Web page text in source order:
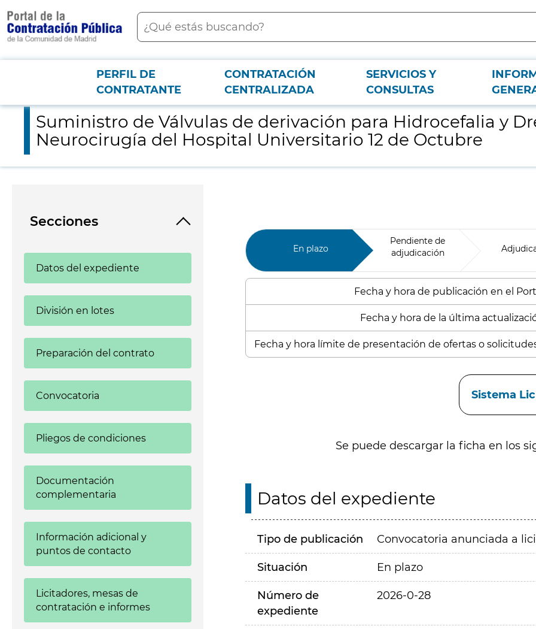
contenido
principal
Buscar
Menú PCON
PERFIL DE
CONTRATANTE
CONTRATACIÓN
CENTRALIZADA
SERVICIOS Y
CONSULTAS
Suministro de Válvulas de derivación para Hidrocefalia y Drenajes el Servicio de Neurocirugía del Hospital Universitario 12 de Octubre
Suministro de Válvulas de derivación para Hidrocefalia y
Neurocirugía del Hospital Universitario 12 de Octubre
Secciones
Datos del expediente
División en lotes
Preparación del contrato
Convocatoria
Pliegos de condiciones
Documentación
complementaria
Información adicional y
puntos de contacto
Licitadores, mesas de
contratación e informes
En plazo
Pendiente de
adjudicación
Fecha y hora de publicación en el
Fecha y hora de la última
Fecha y hora límite de presentación de ofertas o
Sistema
Se puede descargar la ficha en los
Datos del expediente
Tipo de publicación Convocatoria anunciada a
Situación En plazo
Número de
expediente
2026-0-28